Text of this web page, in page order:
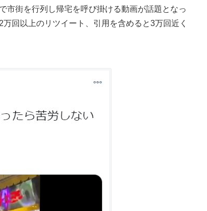
街を行列し帰宅を呼び掛ける動画が話題となっ
回以上のリツイート、引用を含めると3万回近く